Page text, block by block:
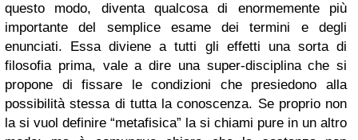
questo modo, diventa qualcosa di enormemente più
importante del semplice esame dei termini e degli
enunciati. Essa diviene a tutti gli effetti una sorta di
filosofia prima, vale a dire una super-disciplina che si
propone di fissare le condizioni che presiedono alla
possibilità stessa di tutta la conoscenza. Se proprio non
la si vuol definire “metafisica” la si chiami pure in un altro